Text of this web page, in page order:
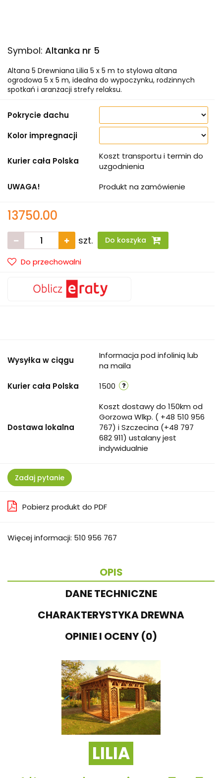
Symbol: Altanka nr 5
Altana 5 Drewniana Lilia 5 x 5 m to stylowa altana
ogrodowa 5 x 5 m, idealna do wypoczynku, rodzinnych
spotkań i aranżacji strefy relaksu.
Pokrycie dachu
Kolor impregnacji
Kurier cała Polska
Koszt transportu i termin do
uzgodnienia
UWAGA!
Produkt na zamówienie
13750.00
szt. Do koszyka
Do przechowalni
Wysyłka w ciągu
Informacja pod infolinią lub
na maila
Kurier cała Polska
1500
Dostawa lokalna
Koszt dostawy do 150km od
Gorzowa Wlkp. ( +48 510 956
767) i Szczecina (+48 797
682 911) ustalany jest
indywidualnie
Zadaj pytanie
Pobierz produkt do PDF
Więcej informacji: 510 956 767
OPIS
DANE TECHNICZNE
CHARAKTERYSTYKA DREWNA
OPINIE I OCENY (0)
LILIA